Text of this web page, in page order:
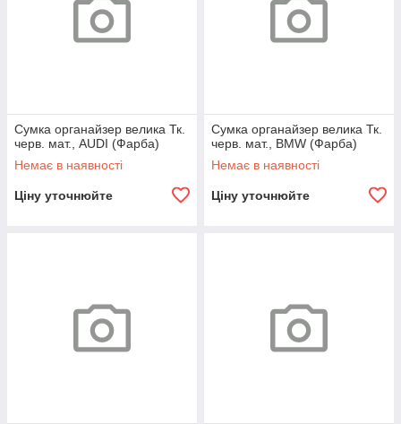
Сумка органайзер велика Тк.
черв. мат., AUDI (Фарба)
Немає в наявності
Ціну уточнюйте
Сумка органайзер велика Тк.
черв. мат., BMW (Фарба)
Немає в наявності
Ціну уточнюйте